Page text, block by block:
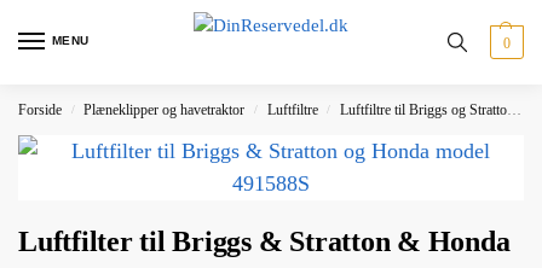
MENU 0
Forside / Plæneklipper og havetraktor / Luftfiltre / Luftfiltre til Briggs og Stratton m.fl
Luftfilter til Briggs & Stratton & Honda